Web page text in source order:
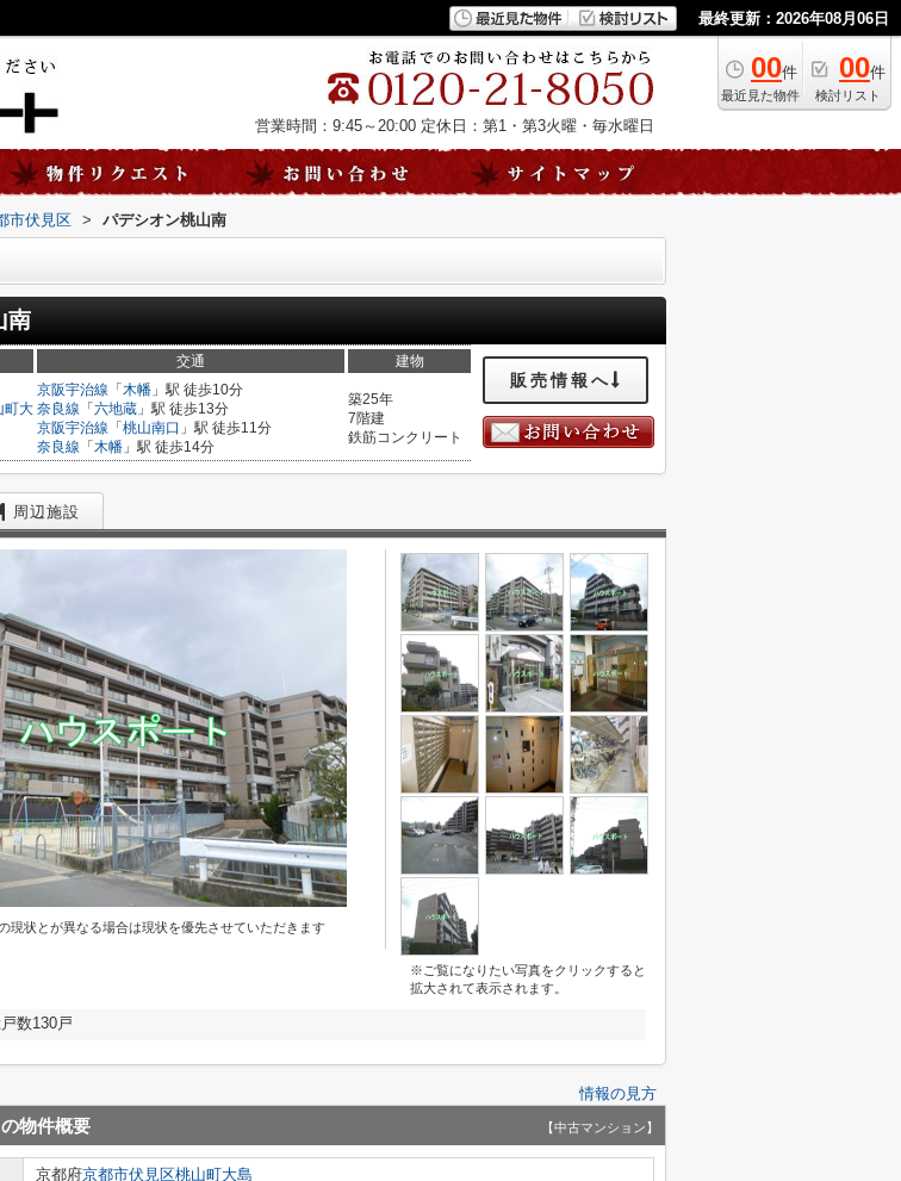
最終更新：2026年08月06日
00件
最近見た物件
00件
検討リスト
営業時間：9:45～20:00 定休日：第1・第3火曜・毎水曜日
市伏見区 > パデシオン桃山南
南
交通 建物
町大
京阪宇治線 「 木幡 」駅 徒歩10分
奈良線 「 六地蔵 」駅 徒歩13分
京阪宇治線 「 桃山南口 」駅 徒歩11分
奈良線 「 木幡 」駅 徒歩14分
築25年
7階建
鉄筋コンクリート
販売情報へ
周辺施設
現状とが異なる場合は現状を優先させていただきます
※ご覧になりたい写真をクリックすると
拡大されて表示されます。
戸数130戸
情報の見方
の物件概要 【中古マンション】
京都府京都市伏見区桃山町大島